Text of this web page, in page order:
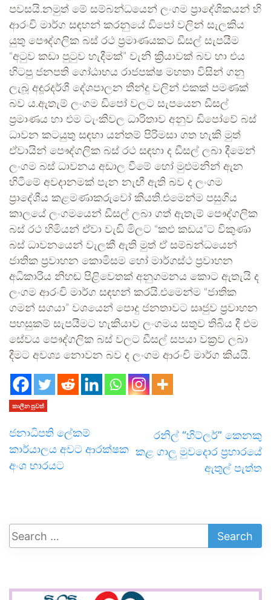
පවසයි.නමුත් මේ සම්බන්ධයෙන් ලංගම ප්‍රාදේශිකයන් හි
ආරංචි මාර්ග සඳහන් කරනුයේ ඩිපෝ වලින් සැලකිය
යුතු පෞද්ගලික බස් රථ ප්‍රමාණයකට ඩීසල් සැපයීම
“අටුව කඩා පුටුව හැදීමක්” වැනි ක්‍රියාවක් බව හා එය
හිටපු ජනපති ගෝඨාභය රාජපක්ෂ මහතා විසින් ගනු
ලැබූ අදූරදර්ශී දේශපාලන තීන්දු වලින් එකක් පමණක්
බව ය.ඇතැම් ලංගම ඩිපෝ වලට සැපයෙන ඩීසල්
ප්‍රමාණය හා එම ටැංකිවල ධාරිතාව අනුව ඩිපෝවේ බස්
ධාවන කටයුතු සඳහා යන්තම් පිරිමසා ගත හැකි මුත්
ඒවායින් පෞද්ගලික බස් රථ සඳහා ද ඩීසල් ලබා දීමෙන්
ලංගම බස් ධාවනය අඩාල වීමේ හෝ මුළුමනින් ඇන
හිටීමේ අවදානමක් පැන නැඟී ඇති බව ද ලංගම
ප්‍රාදේශීය කළමණාකරුවෝ කියති.එමෙන්ම පසුගිය
කාලයේ ලංගමයෙන් ඩීසල් ලබා ගත් ඇතැම් පෞද්ගලික
බස් රථ හිමියන් ඒවා වැඩි මිලට “කළු කඩය”ට විකුණා
බස් ධාවනයෙන් වැලකී ඇති මුත් ඒ සම්බන්ධයෙන්
ජාතික ප්‍රවාහන කොමිසම හෝ මාර්ගස්ථ ප්‍රවාහන
අධිකාරිය නිහඬ පිළිවෙතක් අනුගමනය කොට ඇතැ‍යි ද
ලංගම ආරංචි මාර්ග සඳහන් කරයි.එමෙන්ම “ජාතික
ගමන් සගයා” වශයෙන් පොදු ජනතාවට සෘජුව ප්‍රවාහන
පහසුකම් සැපයීමට හැකියාව ලංගමය සතුව තිබිය දී එම
සේවය පෞද්ගලික බස් වලට ඩීසල් සපයා වක්‍රව ලබා
දීමට අවශ්‍ය නොවන බව ද ලංගම ආරංචි මාර්ග කියයි.
කාලීන පුවත්
ජනාධිපති ලේකම්
කාර්යාලය අවට ආරක්ෂක
අංශ භාරයට
රනිල් “හිට්ලර්” කෙනකු
කළ ගාලු මුවදොර ප්‍රහාරයේ
ඇතුල් පැත්ත